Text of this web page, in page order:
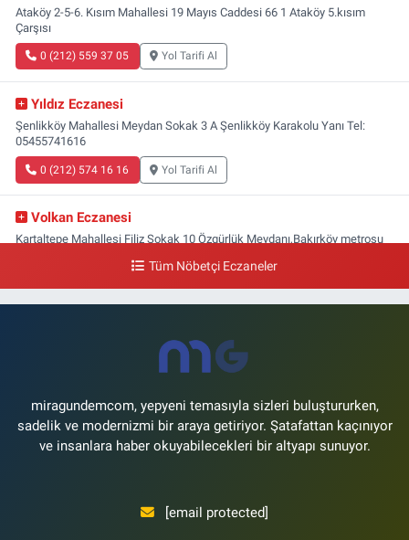
Ataköy 2-5-6. Kısım Mahallesi 19 Mayıs Caddesi 66 1 Ataköy 5.kısım
Çarşısı
0 (212) 559 37 05 Yol Tarifi Al
Yıldız Eczanesi
Şenlikköy Mahallesi Meydan Sokak 3 A Şenlikköy Karakolu Yanı Tel:
05455741616
0 (212) 574 16 16 Yol Tarifi Al
Volkan Eczanesi
Kartaltepe Mahallesi Filiz Sokak 10 Özgürlük Meydanı,Bakırköy metrosu
Yeşilköy Mahallesi Doğruyol Sokak 7 A Dürümcü Baba'nın Bir Alt
0 (212) 663 11 97
Tüm Nöbetçi Eczaneler
miragundemcom, yepyeni temasıyla sizleri buluştururken,
sadelik ve modernizmi bir araya getiriyor. Şatafattan kaçınıyor
ve insanlara haber okuyabilecekleri bir altyapı sunuyor.
[email protected]